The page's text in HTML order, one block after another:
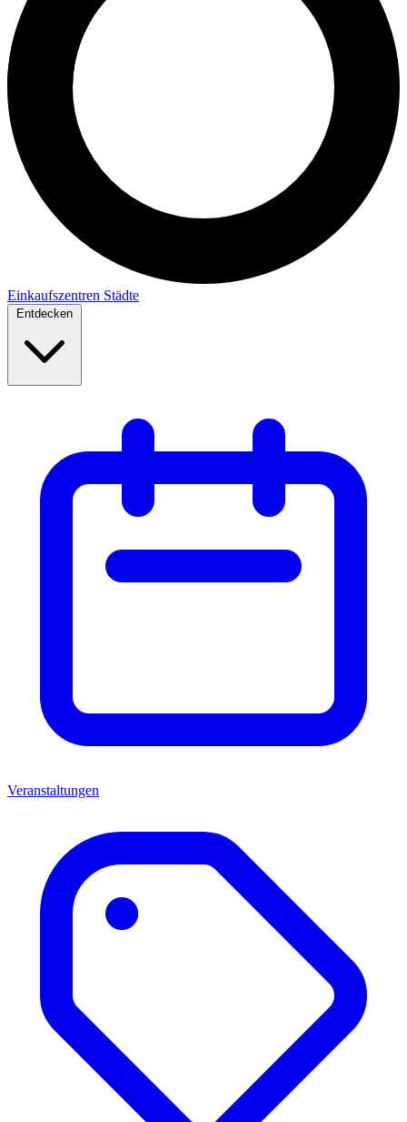
Einkaufszentren Städte
Entdecken
Veranstaltungen